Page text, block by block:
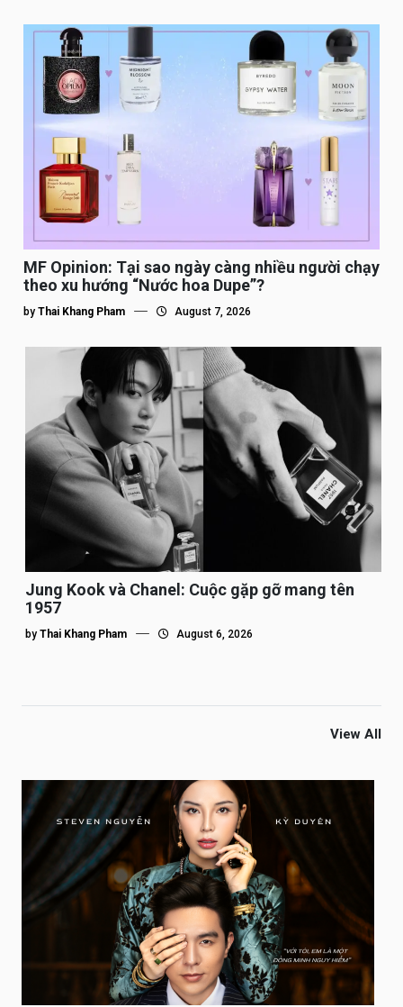
MF Opinion: Tại sao ngày càng nhiều người chạy
theo xu hướng “Nước hoa Dupe”?
by Thai Khang Pham August 7, 2026
Jung Kook và Chanel: Cuộc gặp gỡ mang tên
1957
by Thai Khang Pham August 6, 2026
View All